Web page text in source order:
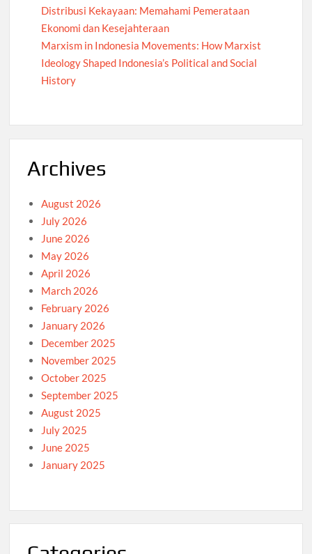
Distribusi Kekayaan: Memahami Pemerataan
Ekonomi dan Kesejahteraan
Marxism in Indonesia Movements: How Marxist
Ideology Shaped Indonesia’s Political and Social
History
Archives
August 2026
July 2026
June 2026
May 2026
April 2026
March 2026
February 2026
January 2026
December 2025
November 2025
October 2025
September 2025
August 2025
July 2025
June 2025
January 2025